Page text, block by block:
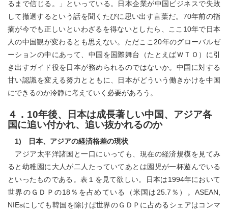
るまで信じる。」といっている。日本企業が中国ビジネスで失敗
して撤退するという話を聞くたびに思い出す言葉だ。70年前の指
摘が今でも正しいといわざるを得ないとしたら、ここ10年で日本
人の中国観が変わるとも思えない。ただここ20年のグローバルゼ
ーションの中にあって、中国を国際舞台（たとえばＷＴＯ）に引
き出すガイド役を日本が務められるのではないか。中国に対する
甘い認識を変える努力とともに、日本がどういう働きかけを中国
にできるのか冷静に考えていく必要があろう。
４．10年後、日本は成長著しい中国、アジア各
国に追い付かれ、追い抜かれるのか
1) 日本、アジアの経済格差の現状
アジア太平洋諸国と一口にいっても、現在の経済規模を見てみ
ると幼稚園に大人が二人たっていてあとは園児が一杯遊んでいる
といったものである。表１を見て欲しい。日本は1994年において
世界のＧＤＰの18％を占めている（米国は25.7％）。ASEAN,
NIEsにしても韓国を除けば世界のＧＤＰに占めるシェアはコンマ